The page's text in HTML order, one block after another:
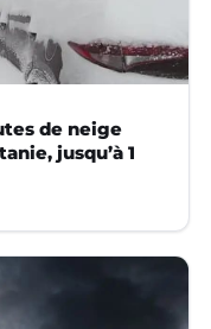
de neige
jusqu’à 1